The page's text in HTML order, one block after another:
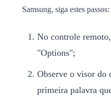
Samsung, siga estes passos:
No controle
"Options";
Observe o visor do
primeira palavra